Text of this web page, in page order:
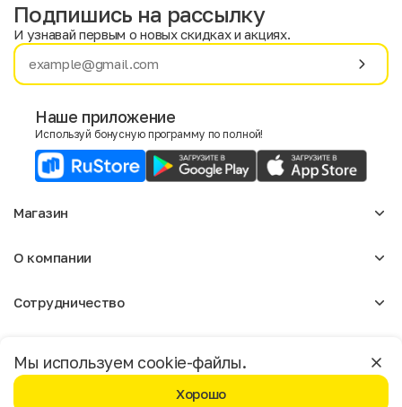
Имя
E-mail
Пол
Согласие на получение чеков по электронной почте
Мы используем cookie-файлы.
Хорошо
Москва
Подпишись на рассылку
И узнавай первым о новых скидках и акциях.
Наше приложение
Используй бонусную программу по полной!
Магазин
Мужское
О компании
Отзывы
Магазины
Сотрудничество
Реклама
Доставка и оплата
Бонусная программа
Политика конфиденциальности